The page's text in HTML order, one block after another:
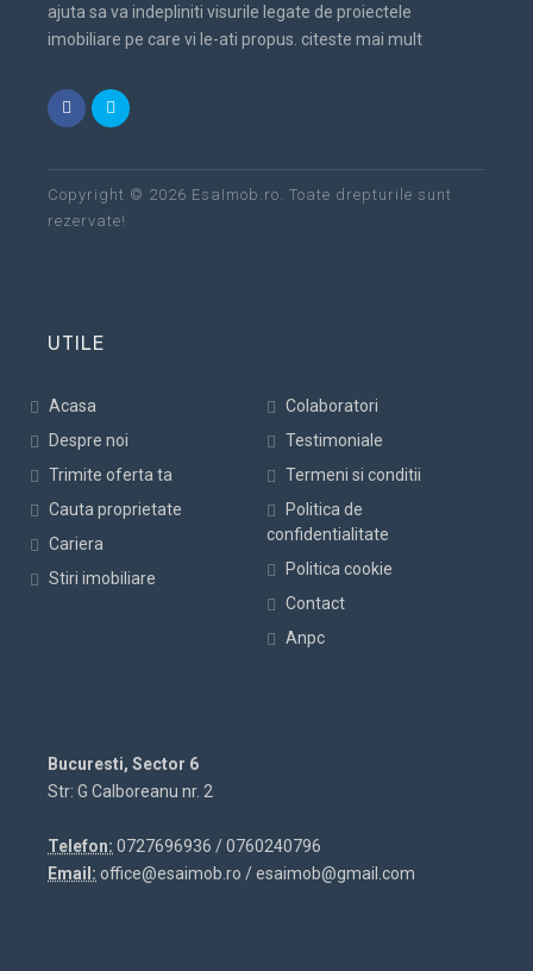
ajuta sa va indepliniti visurile legate de proiectele
imobiliare pe care vi le-ati propus. citeste mai mult
Copyright © 2026 EsaImob.ro. Toate drepturile sunt
rezervate!
UTILE
Acasa
Despre noi
Trimite oferta ta
Cauta proprietate
Cariera
Stiri imobiliare
Colaboratori
Testimoniale
Termeni si conditii
Politica de
confidentialitate
Politica cookie
Contact
Anpc
Bucuresti, Sector 6
Str: G Calboreanu nr. 2
Telefon: 0727696936 / 0760240796
Email: office@esaimob.ro / esaimob@gmail.com